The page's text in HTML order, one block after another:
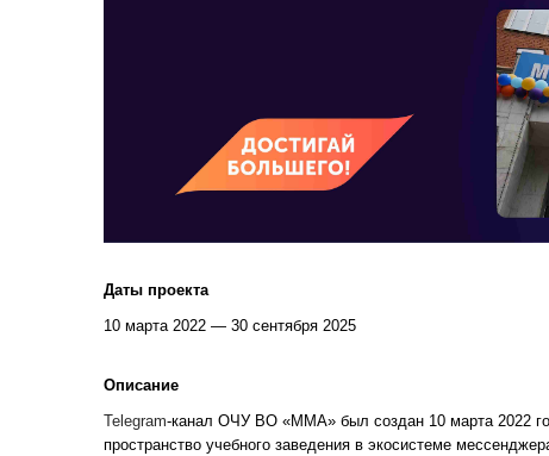
Даты проекта
10 марта 2022 — 30 сентября 2025
Описание
Telegram-канал ОЧУ ВО «ММА» был создан 10 марта 2022
пространство учебного заведения в экосистеме